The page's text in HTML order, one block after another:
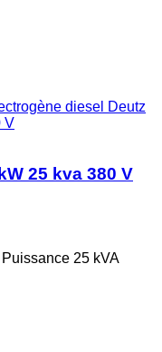
diesel Deutz
V
25 kva 380 V
Puissance 25 kVA